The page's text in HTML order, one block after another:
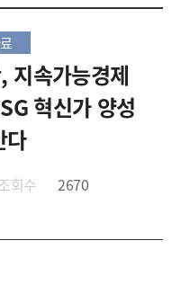
지속가능경제
혁신가 양성
다
회수 2670